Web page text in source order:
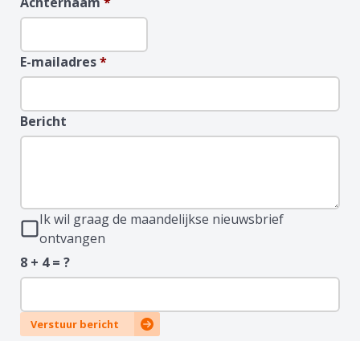
E-mailadres*
Bericht
Ik wil graag de maandelijkse nieuwsbrief
ontvangen
8 + 4 = ?
Verstuur bericht